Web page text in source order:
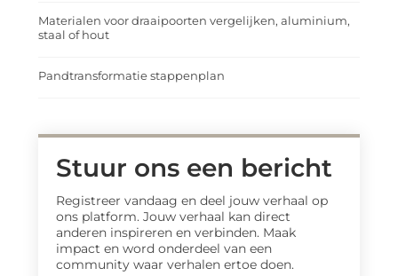
Materialen voor draaipoorten vergelijken, aluminium,
staal of hout
Pandtransformatie stappenplan
Stuur ons een bericht
Registreer vandaag en deel jouw verhaal op
ons platform. Jouw verhaal kan direct
anderen inspireren en verbinden. Maak
impact en word onderdeel van een
community waar verhalen ertoe doen.